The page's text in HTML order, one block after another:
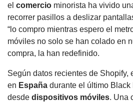
el comercio minorista ha vivido
recorrer pasillos a deslizar
“lo compro mientras espero el
móviles no solo se han colado en
compra, la han redefinido.
Según datos recientes de Shopify,
en España durante el último
desde dispositivos móviles. Una